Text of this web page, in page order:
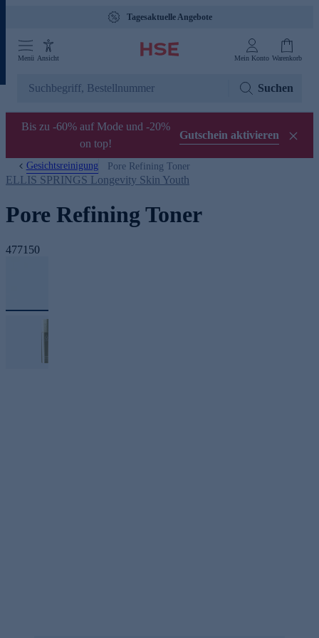
Tagesaktuelle Angebote
Menü Ansicht Mein Konto Warenkorb
Suchen
Bis zu -60% auf Mode und -20%
on top!
Gutschein aktivieren
Gesichtsreinigung Pore Refining Toner
ELLIS SPRINGS Longevity Skin Youth
Pore Refining Toner
477150